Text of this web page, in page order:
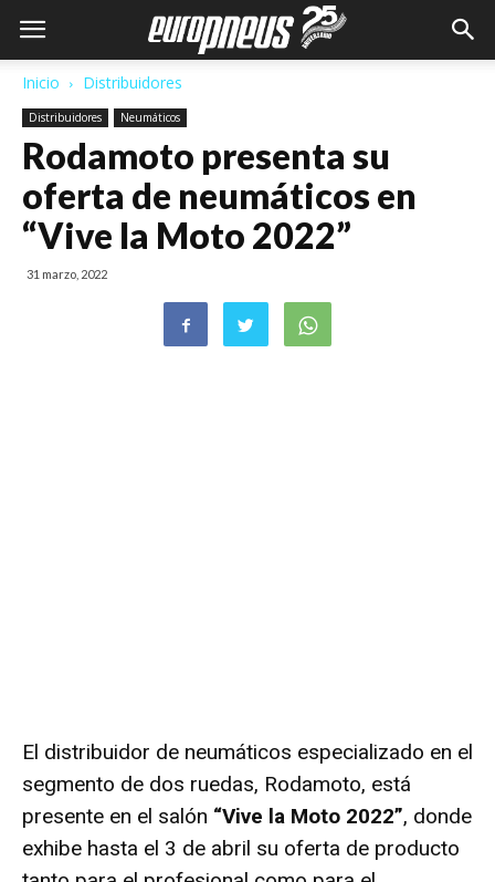
Inicio Distribuidores
Distribuidores Neumáticos
Rodamoto presenta su
oferta de neumáticos en
“Vive la Moto 2022”
31 marzo, 2022
El distribuidor de neumáticos especializado en el
segmento de dos ruedas, Rodamoto, está
presente en el salón “Vive la Moto 2022”, donde
exhibe hasta el 3 de abril su oferta de producto